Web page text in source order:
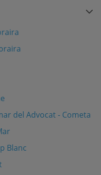
del Advocat - Cometa
Blanc